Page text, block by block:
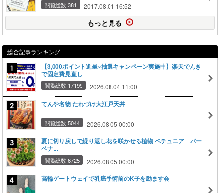
閲覧総数 381 2017.08.01 16:52
もっと見る
総合記事ランキング
【3,000ポイント進呈×抽選キャンペーン実施中】楽天でんき
で固定費見直し
閲覧総数 17199 2026.08.04 11:00
てんや名物 たれづけ大江戸天丼
閲覧総数 5044 2026.08.05 00:00
夏に切り戻しで繰り返し花を咲かせる植物 ペチュニア バー
ベナ…
閲覧総数 6725 2026.08.05 00:00
高輪ゲートウェイで乳癌手術前のK子を励ます会